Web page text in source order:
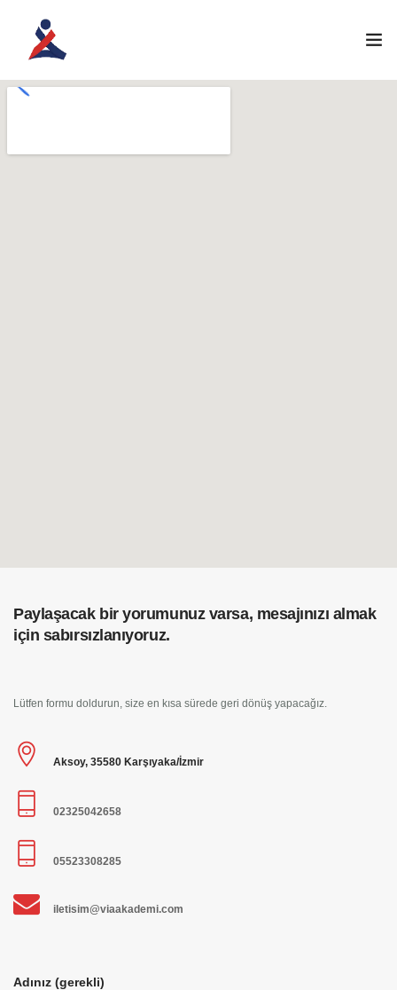
KURUMSAL
Paylaşacak bir yorumunuz varsa, mesajınızı almak
için sabırsızlanıyoruz.
Lütfen formu doldurun, size en kısa sürede geri dönüş yapacağız.
Aksoy, 35580 Karşıyaka/İzmir
02325042658
05523308285
iletisim@viaakademi.com
Adınız (gerekli)